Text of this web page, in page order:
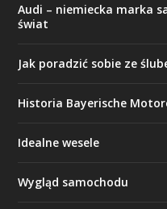
Audi – niemiecka marka
świat
Jak poradzić sobie ze
Historia Bayerische
Idealne wesele
Wygląd samochodu